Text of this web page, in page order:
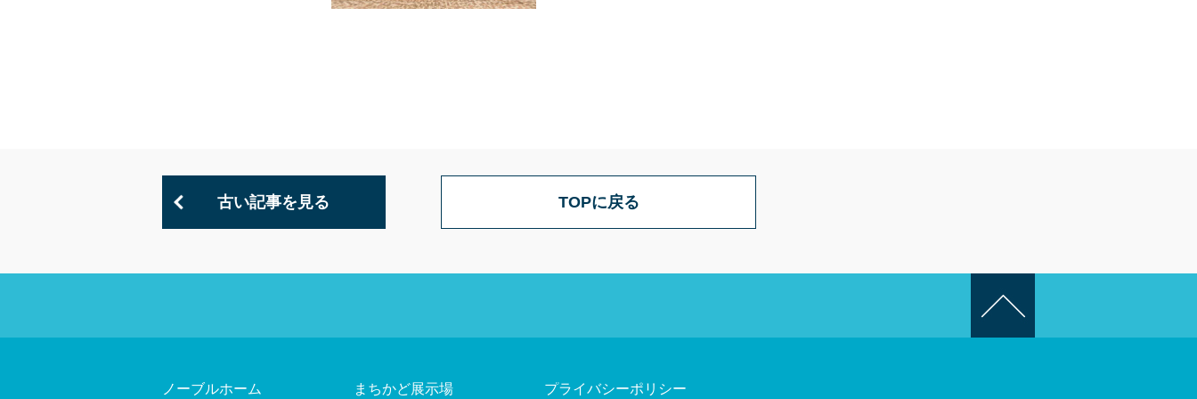
古い記事を見る TOPに戻る
ノーブルホーム まちかど展示場 プライバシーポリシー